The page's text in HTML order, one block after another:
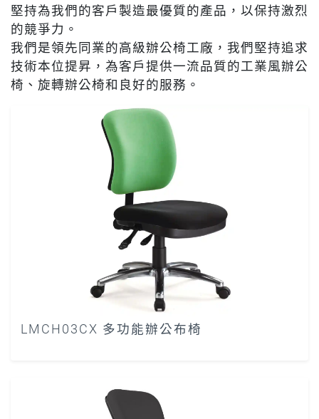
堅持為我們的客戶製造最優質的產品，以保持激烈
的競爭力。
我們是領先同業的高級辦公椅工廠，我們堅持追求
技術本位提昇，為客戶提供一流品質的工業風辦公
椅、旋轉辦公椅和良好的服務。
LMCH03CX 多功能辦公布椅